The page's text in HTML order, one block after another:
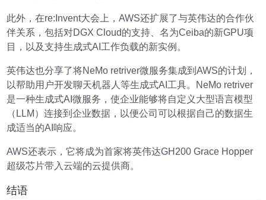
此外，在re:Invent大会上，AWS还扩展了与英伟达的合作伙
伴关系，包括对DGX Cloud的支持、名为Ceiba的新GPU项
目，以及支持生成式AI工作负载的新实例。
英伟达也分享了将NeMo retriver微服务集成到AWS的计划，
以帮助用户开发聊天机器人等生成式AI工具。NeMo retriver
是一种生成式AI微服务，使企业能够将自定义大型语言模型
（LLM）连接到企业数据，以便公司可以根据自己的数据生
成适当的AI响应。
AWS还表示，它将成为首家将英伟达GH200 Grace Hopper
超级芯片带入云端的云提供商。
结语